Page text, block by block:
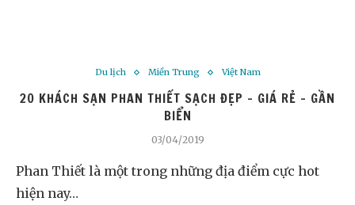
Du lịch Miền Trung Việt Nam
20 KHÁCH SẠN PHAN THIẾT SẠCH ĐẸP – GIÁ RẺ – GẦN
BIỂN
03/04/2019
Phan Thiết là một trong những địa điểm cực hot
hiện nay…